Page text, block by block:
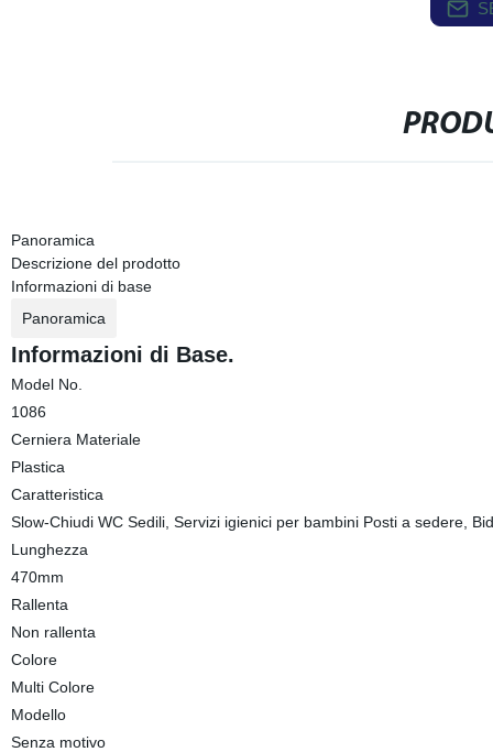
Panoramica
Descrizione del prodotto
Informazioni di base
Panoramica
Informazioni di Base.
Model No.
1086
Cerniera Materiale
Plastica
Caratteristica
Slow-Chiudi WC Sedili, Servizi igienici per bambini Posti a sedere,
Lunghezza
470mm
Rallenta
Non rallenta
Colore
Multi Colore
Modello
Senza motivo